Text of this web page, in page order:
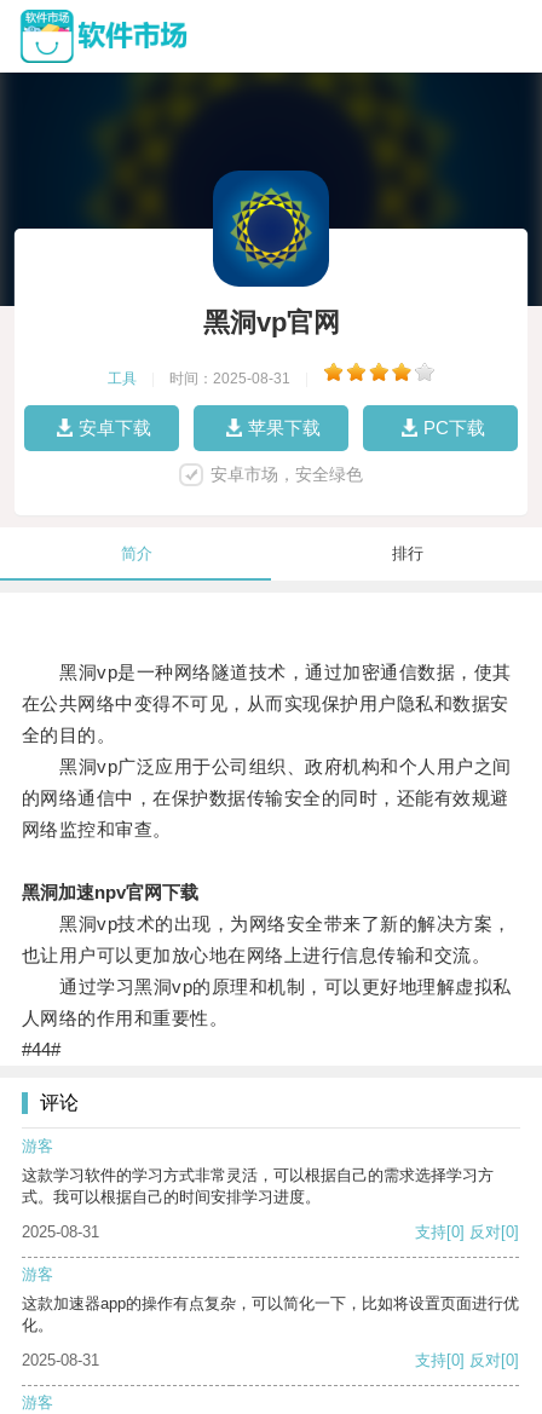
黑洞vp官网
工具 时间：2025-08-31
安卓下载 苹果下载 PC下载
安卓市场，安全绿色
简介 排行
黑洞vp是一种网络隧道技术，通过加密通信数据，使其
在公共网络中变得不可见，从而实现保护用户隐私和数据安
全的目的。
黑洞vp广泛应用于公司组织、政府机构和个人用户之间
的网络通信中，在保护数据传输安全的同时，还能有效规避
网络监控和审查。
黑洞加速npv官网下载
黑洞vp技术的出现，为网络安全带来了新的解决方案，
也让用户可以更加放心地在网络上进行信息传输和交流。
通过学习黑洞vp的原理和机制，可以更好地理解虚拟私
人网络的作用和重要性。
#44#
评论
游客
这款学习软件的学习方式非常灵活，可以根据自己的需求选择学习方
式。我可以根据自己的时间安排学习进度。
2025-08-31
支持[0] 反对[0]
游客
这款加速器app的操作有点复杂，可以简化一下，比如将设置页面进行优
化。
2025-08-31
支持[0] 反对[0]
游客